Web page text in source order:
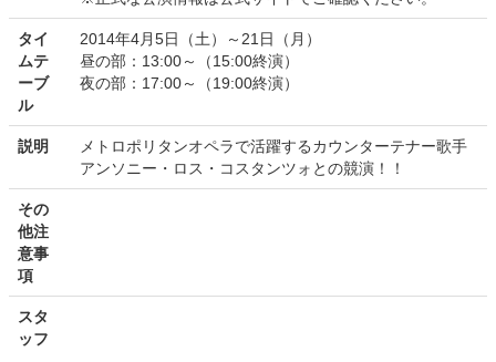
タイ
ムテ
ーブ
ル
2014年4月5日（土）～21日（月）
昼の部：13:00～（15:00終演）
夜の部：17:00～（19:00終演）
説明
メトロポリタンオペラで活躍するカウンターテナー歌手
アンソニー・ロス・コスタンツォとの競演！！
その
他注
意事
項
スタ
ッフ